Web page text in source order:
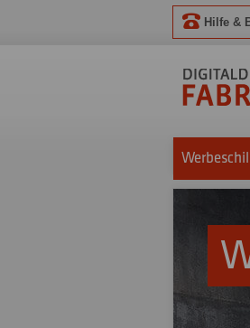
Hilfe &